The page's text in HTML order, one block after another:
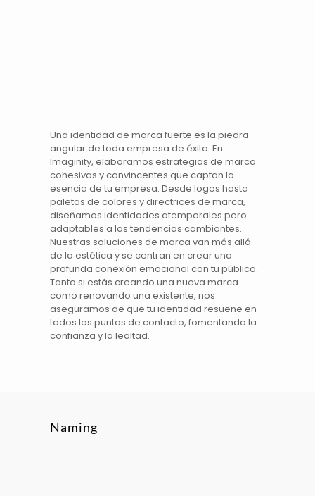
Unaidentidad de marca fuerte es la piedra
angular de toda empresa de éxito. En
Imaginity, elaboramos estrategias demarca
cohesivas y convincentes que captan la
esencia de tu empresa. Desdelogos hasta
paletas de colores y directrices de marca,
diseñamos identidades atemporales pero
adaptables a las tendencias cambiantes.
Nuestras soluciones demarca van más allá
de la estética y se centran en crear una
profunda conexión emocional con tu público.
Tanto si estás creando una nuevamarca
como renovando una existente, nos
aseguramos de que tu identidad resuene en
todos los puntos de contacto, fomentando la
confianza y la lealtad.
Naming